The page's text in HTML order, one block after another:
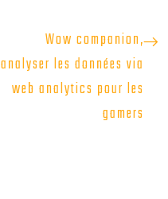
Wow companion,
analyser les données via
web analytics pour les
gamers